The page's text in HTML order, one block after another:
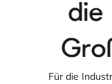
die
Für die